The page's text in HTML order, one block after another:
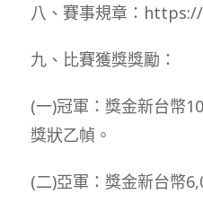
八、賽事規章：
九、比賽獲獎獎勵：
(一)冠軍：獎金新台幣
獎狀乙幀。
(二)亞軍：獎金新台幣